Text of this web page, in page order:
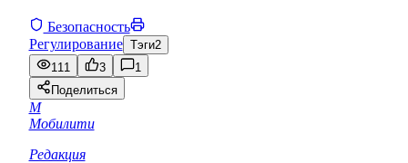
Безопасность
Регулирование Тэги2
111
3
1
Поделиться
М
Мобилити
Редакция